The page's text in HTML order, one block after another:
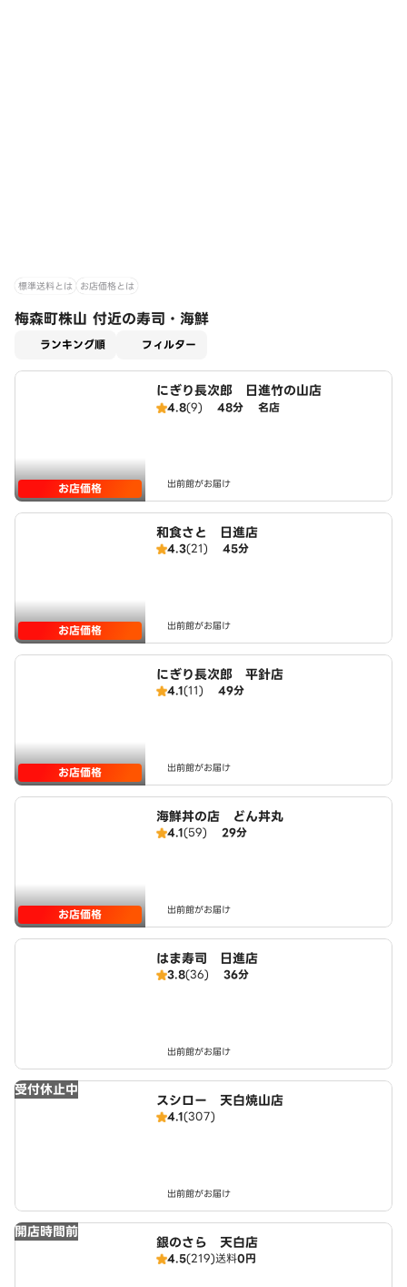
標準送料とは お店価格とは
梅森町株山 付近の寿司・海鮮
ランキング順 フィルター
お店価格
にぎり長次郎 日進竹の山店
4.8(9) 48分 名店
出前館がお届け
お店価格
和食さと 日進店
4.3(21) 45分
出前館がお届け
お店価格
にぎり長次郎 平針店
4.1(11) 49分
出前館がお届け
お店価格
海鮮丼の店 どん丼丸
4.1(59) 29分
出前館がお届け
はま寿司 日進店
3.8(36) 36分
出前館がお届け
受付休止中
スシロー 天白焼山店
4.1(307)
出前館がお届け
開店時間前
銀のさら 天白店
4.5(219)送料0円